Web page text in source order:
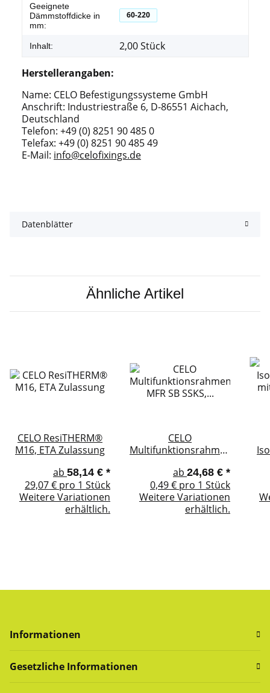
Geeignete
Dämmstoffdicke in
mm:
60-220
Inhalt: 2,00 Stück
Herstellerangaben:
Name: CELO Befestigungssysteme GmbH
Anschrift: Industriestraße 6, D-86551 Aichach,
Deutschland
Telefon: +49 (0) 8251 90 485 0
Telefax: +49 (0) 8251 90 485 49
E-Mail: info@celofixings.de
Datenblätter
Ähnliche Artikel
CELO ResiTHERM®
M16, ETA Zulassung
ab 58,14 € *
29,07 € pro 1 Stück
Weitere Variationen
erhältlich.
CELO
Multifunktionsrahmendübel
Senkbunddübel,
Sechskantschr. mit
angepr. Scheibe, ETA
Zulassung
ab 24,68 € *
0,49 € pro 1 Stück
Weitere Variationen
erhältlich.
Informationen
Gesetzliche Informationen